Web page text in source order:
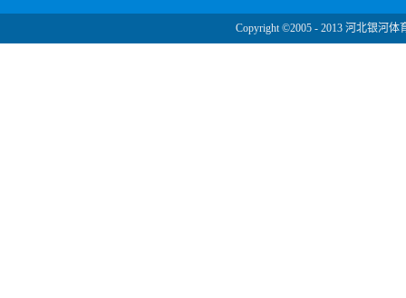
Copyright ©2005 - 2013 河北银河体